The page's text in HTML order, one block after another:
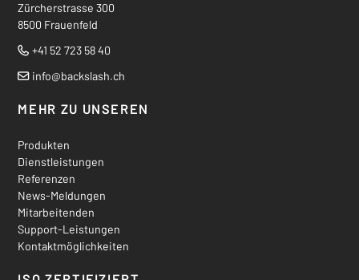
Zürcherstrasse 300
8500 Frauenfeld
+41 52 723 58 40
info@backslash.ch
MEHR ZU UNSEREN
Produkten
Dienstleistungen
Referenzen
News-Meldungen
Mitarbeitenden
Support-Leistungen
Kontaktmöglichkeiten